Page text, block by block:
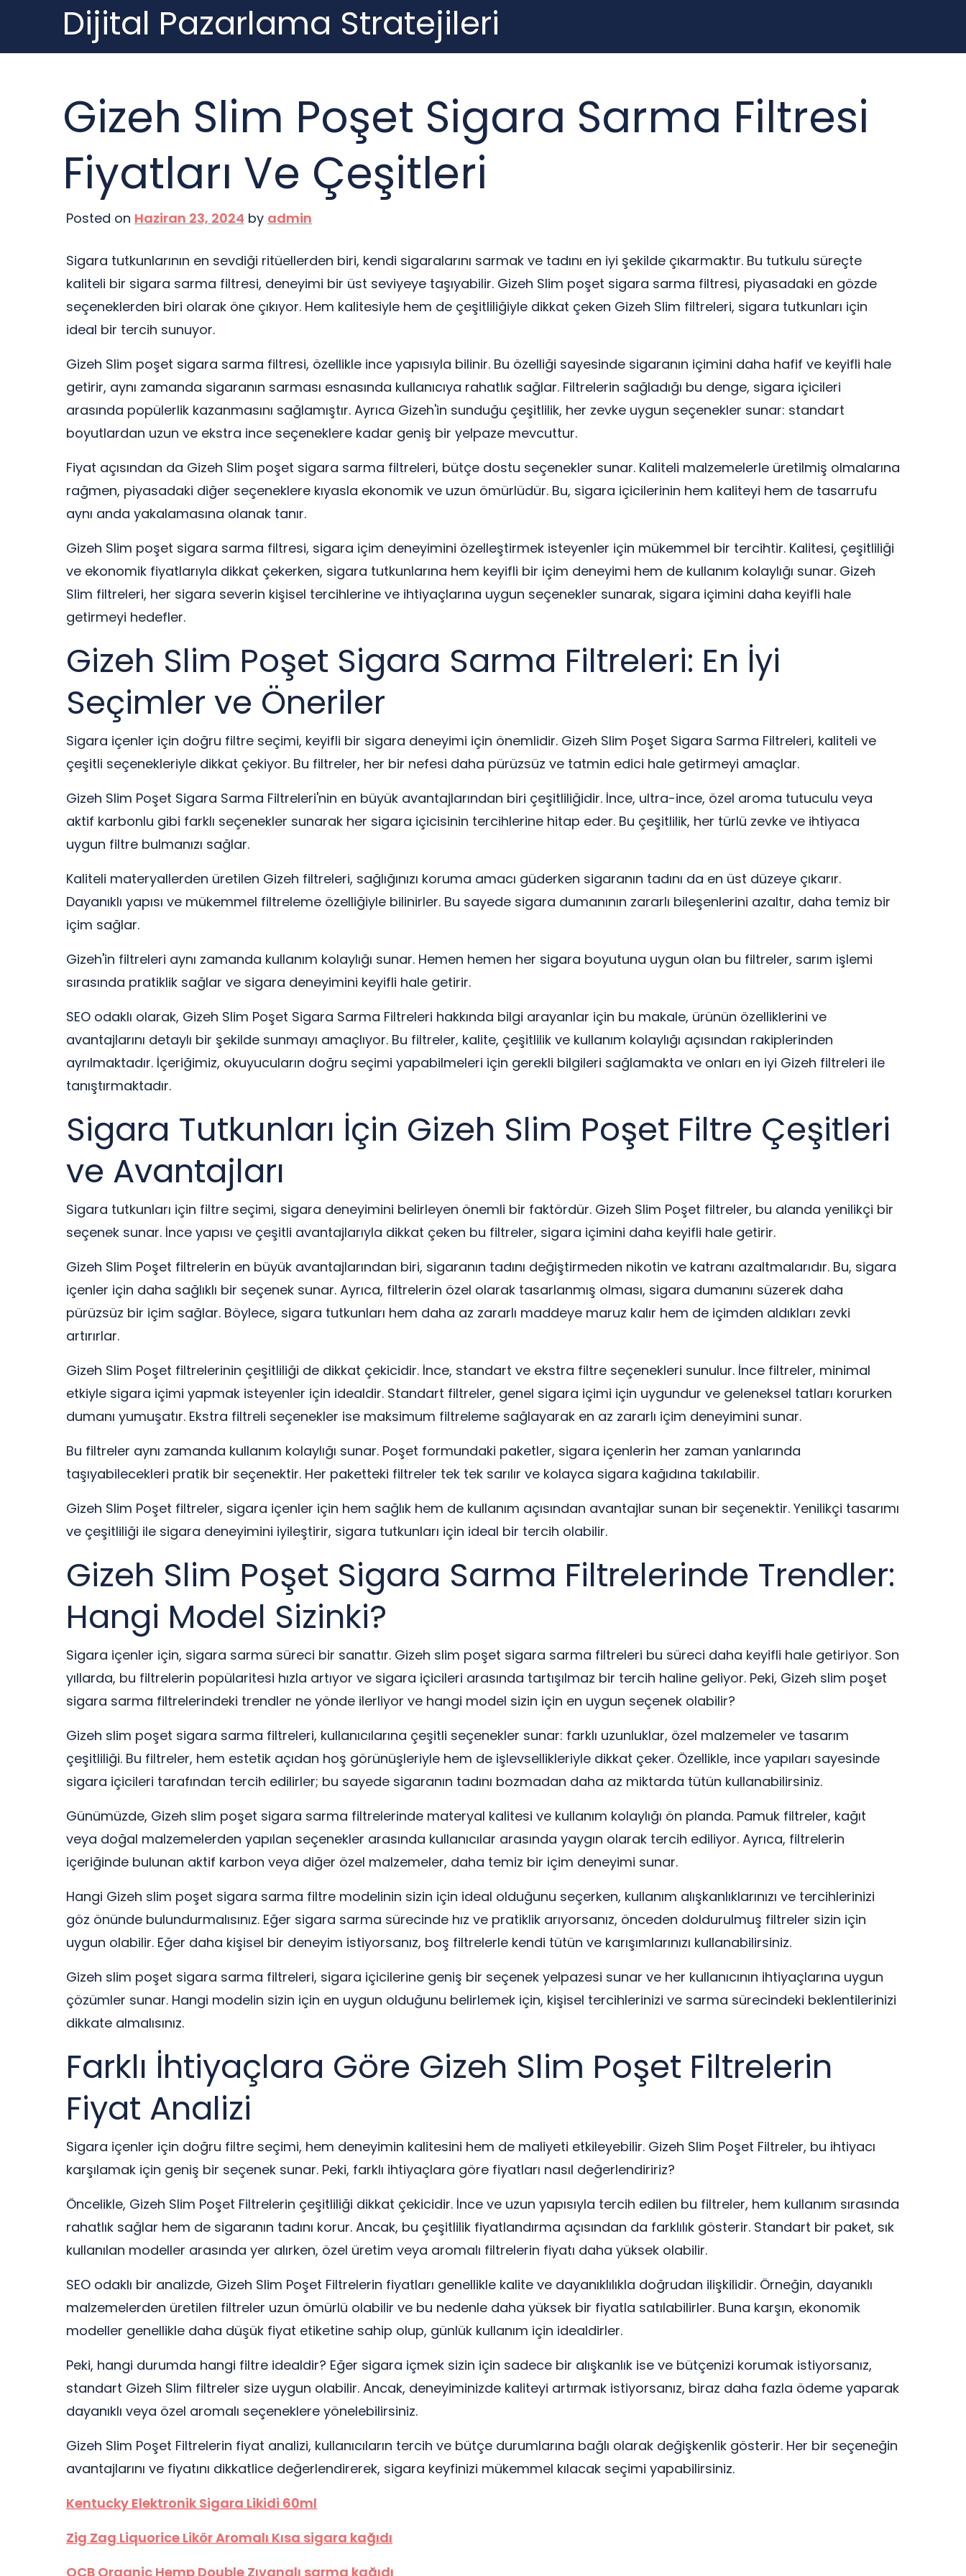
content
Dijital Pazarlama Stratejileri
Gizeh Slim Poşet Sigara Sarma Filtresi
Fiyatları Ve Çeşitleri
Posted on Haziran 23, 2024 by admin
Sigara tutkunlarının en sevdiği ritüellerden biri, kendi sigaralarını sarmak ve tadını en iyi şekilde çıkarmaktır. Bu tutkulu süreçte
kaliteli bir sigara sarma filtresi, deneyimi bir üst seviyeye taşıyabilir. Gizeh Slim poşet sigara sarma filtresi, piyasadaki en gözde
seçeneklerden biri olarak öne çıkıyor. Hem kalitesiyle hem de çeşitliliğiyle dikkat çeken Gizeh Slim filtreleri, sigara tutkunları için
ideal bir tercih sunuyor.
Gizeh Slim poşet sigara sarma filtresi, özellikle ince yapısıyla bilinir. Bu özelliği sayesinde sigaranın içimini daha hafif ve keyifli hale
getirir, aynı zamanda sigaranın sarması esnasında kullanıcıya rahatlık sağlar. Filtrelerin sağladığı bu denge, sigara içicileri
arasında popülerlik kazanmasını sağlamıştır. Ayrıca Gizeh'in sunduğu çeşitlilik, her zevke uygun seçenekler sunar: standart
boyutlardan uzun ve ekstra ince seçeneklere kadar geniş bir yelpaze mevcuttur.
Fiyat açısından da Gizeh Slim poşet sigara sarma filtreleri, bütçe dostu seçenekler sunar. Kaliteli malzemelerle üretilmiş olmalarına
rağmen, piyasadaki diğer seçeneklere kıyasla ekonomik ve uzun ömürlüdür. Bu, sigara içicilerinin hem kaliteyi hem de tasarrufu
aynı anda yakalamasına olanak tanır.
Gizeh Slim poşet sigara sarma filtresi, sigara içim deneyimini özelleştirmek isteyenler için mükemmel bir tercihtir. Kalitesi, çeşitliliği
ve ekonomik fiyatlarıyla dikkat çekerken, sigara tutkunlarına hem keyifli bir içim deneyimi hem de kullanım kolaylığı sunar. Gizeh
Slim filtreleri, her sigara severin kişisel tercihlerine ve ihtiyaçlarına uygun seçenekler sunarak, sigara içimini daha keyifli hale
getirmeyi hedefler.
Gizeh Slim Poşet Sigara Sarma Filtreleri: En İyi
Seçimler ve Öneriler
Sigara içenler için doğru filtre seçimi, keyifli bir sigara deneyimi için önemlidir. Gizeh Slim Poşet Sigara Sarma Filtreleri, kaliteli ve
çeşitli seçenekleriyle dikkat çekiyor. Bu filtreler, her bir nefesi daha pürüzsüz ve tatmin edici hale getirmeyi amaçlar.
Gizeh Slim Poşet Sigara Sarma Filtreleri'nin en büyük avantajlarından biri çeşitliliğidir. İnce, ultra-ince, özel aroma tutuculu veya
aktif karbonlu gibi farklı seçenekler sunarak her sigara içicisinin tercihlerine hitap eder. Bu çeşitlilik, her türlü zevke ve ihtiyaca
uygun filtre bulmanızı sağlar.
Kaliteli materyallerden üretilen Gizeh filtreleri, sağlığınızı koruma amacı güderken sigaranın tadını da en üst düzeye çıkarır.
Dayanıklı yapısı ve mükemmel filtreleme özelliğiyle bilinirler. Bu sayede sigara dumanının zararlı bileşenlerini azaltır, daha temiz bir
içim sağlar.
Gizeh'in filtreleri aynı zamanda kullanım kolaylığı sunar. Hemen hemen her sigara boyutuna uygun olan bu filtreler, sarım işlemi
sırasında pratiklik sağlar ve sigara deneyimini keyifli hale getirir.
SEO odaklı olarak, Gizeh Slim Poşet Sigara Sarma Filtreleri hakkında bilgi arayanlar için bu makale, ürünün özelliklerini ve
avantajlarını detaylı bir şekilde sunmayı amaçlıyor. Bu filtreler, kalite, çeşitlilik ve kullanım kolaylığı açısından rakiplerinden
ayrılmaktadır. İçeriğimiz, okuyucuların doğru seçimi yapabilmeleri için gerekli bilgileri sağlamakta ve onları en iyi Gizeh filtreleri ile
tanıştırmaktadır.
Sigara Tutkunları İçin Gizeh Slim Poşet Filtre Çeşitleri
ve Avantajları
Sigara tutkunları için filtre seçimi, sigara deneyimini belirleyen önemli bir faktördür. Gizeh Slim Poşet filtreler, bu alanda yenilikçi bir
seçenek sunar. İnce yapısı ve çeşitli avantajlarıyla dikkat çeken bu filtreler, sigara içimini daha keyifli hale getirir.
Gizeh Slim Poşet filtrelerin en büyük avantajlarından biri, sigaranın tadını değiştirmeden nikotin ve katranı azaltmalarıdır. Bu, sigara
içenler için daha sağlıklı bir seçenek sunar. Ayrıca, filtrelerin özel olarak tasarlanmış olması, sigara dumanını süzerek daha
pürüzsüz bir içim sağlar. Böylece, sigara tutkunları hem daha az zararlı maddeye maruz kalır hem de içimden aldıkları zevki
artırırlar.
Gizeh Slim Poşet filtrelerinin çeşitliliği de dikkat çekicidir. İnce, standart ve ekstra filtre seçenekleri sunulur. İnce filtreler, minimal
etkiyle sigara içimi yapmak isteyenler için idealdir. Standart filtreler, genel sigara içimi için uygundur ve geleneksel tatları korurken
dumanı yumuşatır. Ekstra filtreli seçenekler ise maksimum filtreleme sağlayarak en az zararlı içim deneyimini sunar.
Bu filtreler aynı zamanda kullanım kolaylığı sunar. Poşet formundaki paketler, sigara içenlerin her zaman yanlarında
taşıyabilecekleri pratik bir seçenektir. Her paketteki filtreler tek tek sarılır ve kolayca sigara kağıdına takılabilir.
Gizeh Slim Poşet filtreler, sigara içenler için hem sağlık hem de kullanım açısından avantajlar sunan bir seçenektir. Yenilikçi tasarımı
ve çeşitliliği ile sigara deneyimini iyileştirir, sigara tutkunları için ideal bir tercih olabilir.
Gizeh Slim Poşet Sigara Sarma Filtrelerinde Trendler:
Hangi Model Sizinki?
Sigara içenler için, sigara sarma süreci bir sanattır. Gizeh slim poşet sigara sarma filtreleri bu süreci daha keyifli hale getiriyor. Son
yıllarda, bu filtrelerin popülaritesi hızla artıyor ve sigara içicileri arasında tartışılmaz bir tercih haline geliyor. Peki, Gizeh slim poşet
sigara sarma filtrelerindeki trendler ne yönde ilerliyor ve hangi model sizin için en uygun seçenek olabilir?
Gizeh slim poşet sigara sarma filtreleri, kullanıcılarına çeşitli seçenekler sunar: farklı uzunluklar, özel malzemeler ve tasarım
çeşitliliği. Bu filtreler, hem estetik açıdan hoş görünüşleriyle hem de işlevsellikleriyle dikkat çeker. Özellikle, ince yapıları sayesinde
sigara içicileri tarafından tercih edilirler; bu sayede sigaranın tadını bozmadan daha az miktarda tütün kullanabilirsiniz.
Günümüzde, Gizeh slim poşet sigara sarma filtrelerinde materyal kalitesi ve kullanım kolaylığı ön planda. Pamuk filtreler, kağıt
veya doğal malzemelerden yapılan seçenekler arasında kullanıcılar arasında yaygın olarak tercih ediliyor. Ayrıca, filtrelerin
içeriğinde bulunan aktif karbon veya diğer özel malzemeler, daha temiz bir içim deneyimi sunar.
Hangi Gizeh slim poşet sigara sarma filtre modelinin sizin için ideal olduğunu seçerken, kullanım alışkanlıklarınızı ve tercihlerinizi
göz önünde bulundurmalısınız. Eğer sigara sarma sürecinde hız ve pratiklik arıyorsanız, önceden doldurulmuş filtreler sizin için
uygun olabilir. Eğer daha kişisel bir deneyim istiyorsanız, boş filtrelerle kendi tütün ve karışımlarınızı kullanabilirsiniz.
Gizeh slim poşet sigara sarma filtreleri, sigara içicilerine geniş bir seçenek yelpazesi sunar ve her kullanıcının ihtiyaçlarına uygun
çözümler sunar. Hangi modelin sizin için en uygun olduğunu belirlemek için, kişisel tercihlerinizi ve sarma sürecindeki beklentilerinizi
dikkate almalısınız.
Farklı İhtiyaçlara Göre Gizeh Slim Poşet Filtrelerin
Fiyat Analizi
Sigara içenler için doğru filtre seçimi, hem deneyimin kalitesini hem de maliyeti etkileyebilir. Gizeh Slim Poşet Filtreler, bu ihtiyacı
karşılamak için geniş bir seçenek sunar. Peki, farklı ihtiyaçlara göre fiyatları nasıl değerlendiririz?
Öncelikle, Gizeh Slim Poşet Filtrelerin çeşitliliği dikkat çekicidir. İnce ve uzun yapısıyla tercih edilen bu filtreler, hem kullanım sırasında
rahatlık sağlar hem de sigaranın tadını korur. Ancak, bu çeşitlilik fiyatlandırma açısından da farklılık gösterir. Standart bir paket, sık
kullanılan modeller arasında yer alırken, özel üretim veya aromalı filtrelerin fiyatı daha yüksek olabilir.
SEO odaklı bir analizde, Gizeh Slim Poşet Filtrelerin fiyatları genellikle kalite ve dayanıklılıkla doğrudan ilişkilidir. Örneğin, dayanıklı
malzemelerden üretilen filtreler uzun ömürlü olabilir ve bu nedenle daha yüksek bir fiyatla satılabilirler. Buna karşın, ekonomik
modeller genellikle daha düşük fiyat etiketine sahip olup, günlük kullanım için idealdirler.
Peki, hangi durumda hangi filtre idealdir? Eğer sigara içmek sizin için sadece bir alışkanlık ise ve bütçenizi korumak istiyorsanız,
standart Gizeh Slim filtreler size uygun olabilir. Ancak, deneyiminizde kaliteyi artırmak istiyorsanız, biraz daha fazla ödeme yaparak
dayanıklı veya özel aromalı seçeneklere yönelebilirsiniz.
Gizeh Slim Poşet Filtrelerin fiyat analizi, kullanıcıların tercih ve bütçe durumlarına bağlı olarak değişkenlik gösterir. Her bir seçeneğin
avantajlarını ve fiyatını dikkatlice değerlendirerek, sigara keyfinizi mükemmel kılacak seçimi yapabilirsiniz.
Kentucky Elektronik Sigara Likidi 60ml
Zig Zag Liquorice Likör Aromalı Kısa sigara kağıdı
OCB Organic Hemp Double Zıvanalı sarma kağıdı